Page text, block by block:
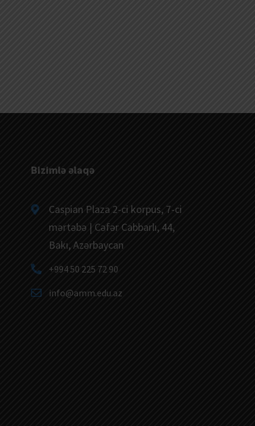
Bizimlə əlaqə
Caspian Plaza 2-ci korpus, 7-ci
mərtəbə | Cəfər Cabbarlı, 44,
Bakı, Azərbaycan
+994 50 225 72 90
info@amm.edu.az